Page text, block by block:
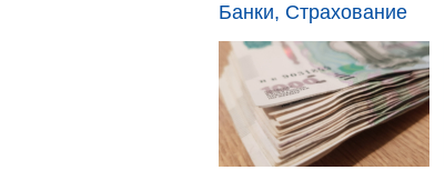
Банки, Страхование